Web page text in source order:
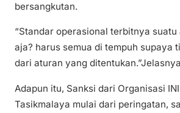
bersangkutan.
“Standar operasional terbitnya suatu
aja? harus semua di tempuh supaya
dari aturan yang
Adapun itu, Sanksi dari Organisasi
Tasikmalaya mulai dari peringatan,